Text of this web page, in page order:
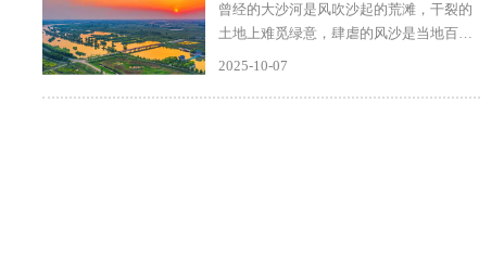
曾经的大沙河是风吹沙起的荒滩，干裂的
土地上难觅绿意，肆虐的风沙是当地百姓
记忆中挥之不去的底色。而如今，沿着河
2025-10-07